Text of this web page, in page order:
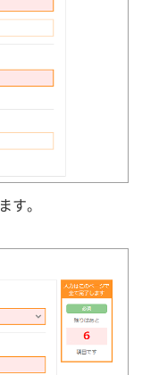
す。